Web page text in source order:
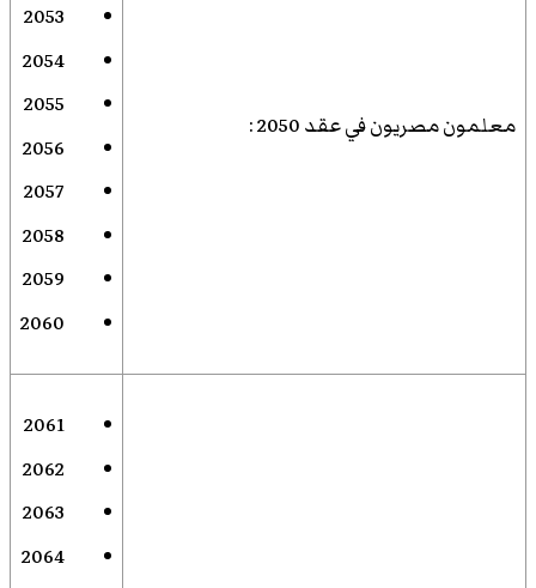
معلمون مصريون في عقد 2050 :
2053
2054
2055
2056
2057
2058
2059
2060
2061
2062
2063
2064